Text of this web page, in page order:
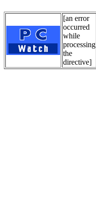
[an error
occurred
while
processing
the
directive]